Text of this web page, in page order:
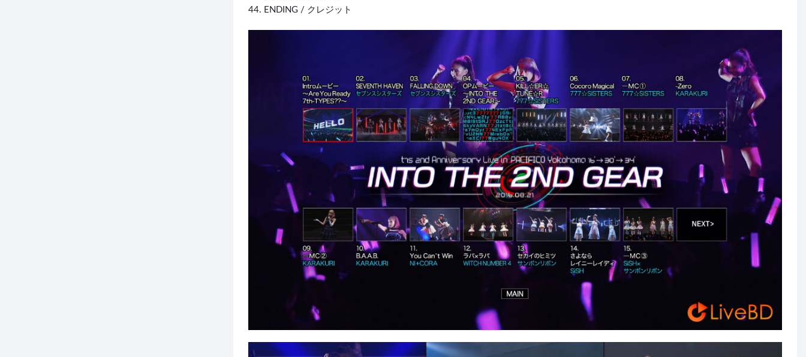
44. ENDING / クレジット